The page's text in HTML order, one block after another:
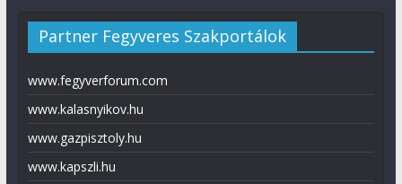
Partner Fegyveres Szakportálok
www.fegyverforum.com
www.kalasnyikov.hu
www.gazpisztoly.hu
www.kapszli.hu